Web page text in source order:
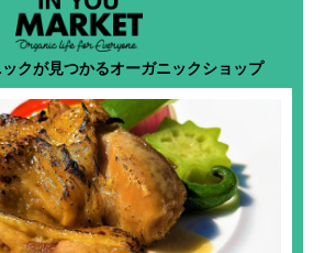
クが見つかるオーガニックショップ